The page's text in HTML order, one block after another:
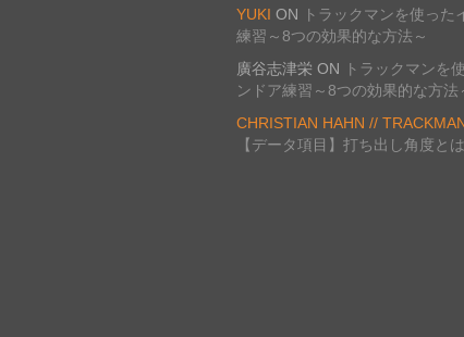
YUKI ON
トラックマンを使った
練習～8つの効果的な方法～
廣谷志津栄 ON
トラックマンを
ンドア練習～8つの効果的な方法
CHRISTIAN HAHN //
【データ項目】打ち出し角度と